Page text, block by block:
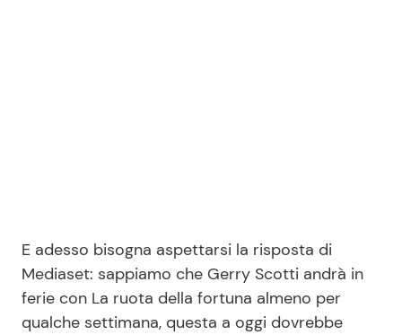
E adesso bisogna aspettarsi la risposta di
Mediaset: sappiamo che Gerry Scotti andrà in
ferie con La ruota della fortuna almeno per
qualche settimana, questa a oggi dovrebbe